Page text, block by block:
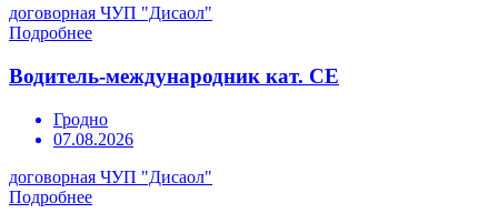
договорная ЧУП "Дисаол"
Подробнее
Водитель-международник кат. СЕ
Гродно
07.08.2026
договорная ЧУП "Дисаол"
Подробнее